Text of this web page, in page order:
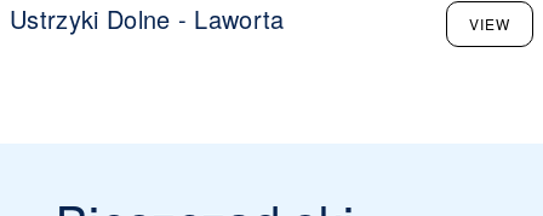
Ustrzyki Dolne - Laworta VIEW